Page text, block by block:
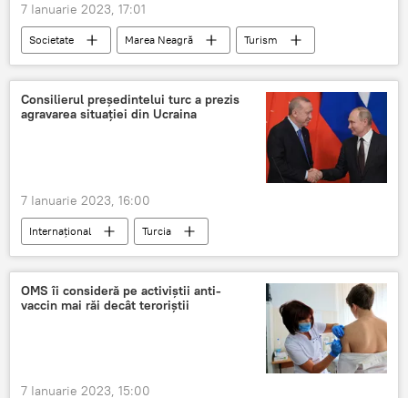
7 Ianuarie 2023, 17:01
Societate Marea Neagră Turism
Consilierul președintelui turc a prezis
agravarea situației din Ucraina
7 Ianuarie 2023, 16:00
Internaţional
Turcia
Situatia din Ucraina
OMS îi consideră pe activiștii anti-
vaccin mai răi decât teroriștii
7 Ianuarie 2023, 15:00